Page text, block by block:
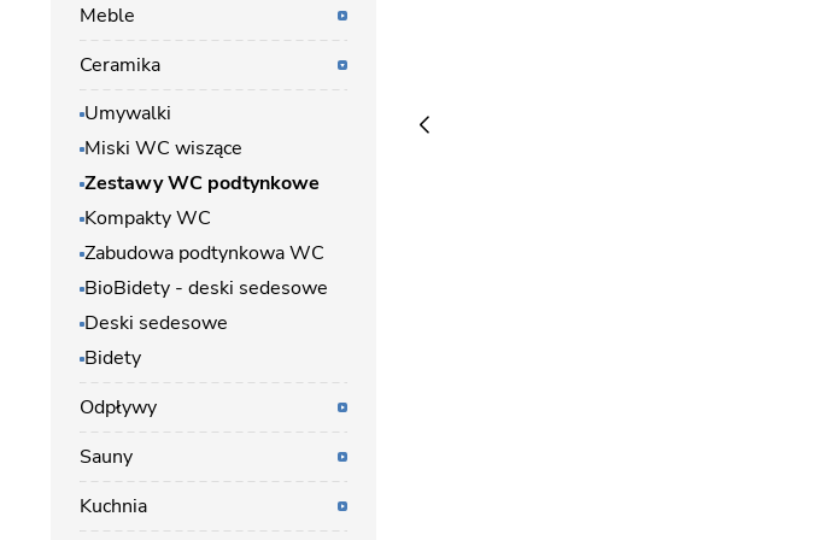
Meble
Ceramika
Umywalki
Miski WC wiszące
Zestawy WC podtynkowe
Kompakty WC
Zabudowa podtynkowa WC
BioBidety - deski sedesowe
Deski sedesowe
Bidety
Odpływy
Sauny
Kuchnia